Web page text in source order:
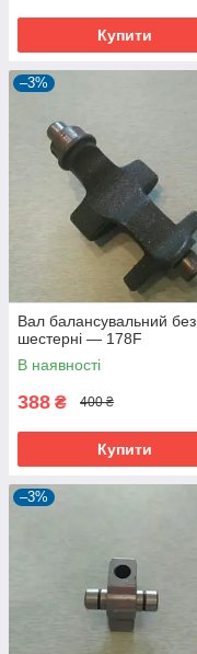
Купити
–3%
Вал балансувальний без
шестерні — 178F
В наявності
388 ₴ 400 ₴
Купити
–3%